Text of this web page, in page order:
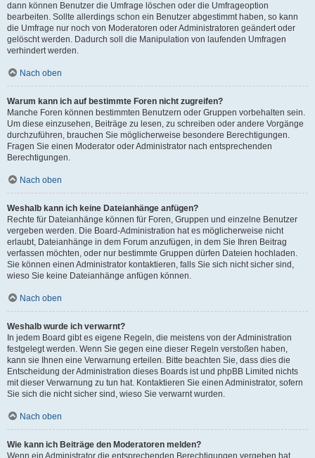
dann können Benutzer die Umfrage löschen oder die Umfrageoption
bearbeiten. Sollte allerdings schon ein Benutzer abgestimmt haben, so kann
die Umfrage nur noch von Moderatoren oder Administratoren geändert oder
gelöscht werden. Dadurch soll die Manipulation von laufenden Umfragen
verhindert werden.
Nach oben
Warum kann ich auf bestimmte Foren nicht zugreifen?
Manche Foren können bestimmten Benutzern oder Gruppen vorbehalten sein.
Um diese einzusehen, Beiträge zu lesen, zu schreiben oder andere Vorgänge
durchzuführen, brauchen Sie möglicherweise besondere Berechtigungen.
Fragen Sie einen Moderator oder Administrator nach entsprechenden
Berechtigungen.
Nach oben
Weshalb kann ich keine Dateianhänge anfügen?
Rechte für Dateianhänge können für Foren, Gruppen und einzelne Benutzer
vergeben werden. Die Board-Administration hat es möglicherweise nicht
erlaubt, Dateianhänge in dem Forum anzufügen, in dem Sie Ihren Beitrag
verfassen möchten, oder nur bestimmte Gruppen dürfen Dateien hochladen.
Sie können einen Administrator kontaktieren, falls Sie sich nicht sicher sind,
wieso Sie keine Dateianhänge anfügen können.
Nach oben
Weshalb wurde ich verwarnt?
In jedem Board gibt es eigene Regeln, die meistens von der Administration
festgelegt werden. Wenn Sie gegen eine dieser Regeln verstoßen haben,
kann sie Ihnen eine Verwarnung erteilen. Bitte beachten Sie, dass dies die
Entscheidung der Administration dieses Boards ist und phpBB Limited nichts
mit dieser Verwarnung zu tun hat. Kontaktieren Sie einen Administrator, sofern
Sie sich die nicht sicher sind, wieso Sie verwarnt wurden.
Nach oben
Wie kann ich Beiträge den Moderatoren melden?
Wenn ein Administrator die entsprechenden Berechtigungen vergeben hat,